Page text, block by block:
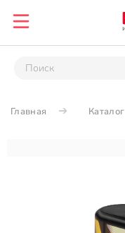
Главная Каталог